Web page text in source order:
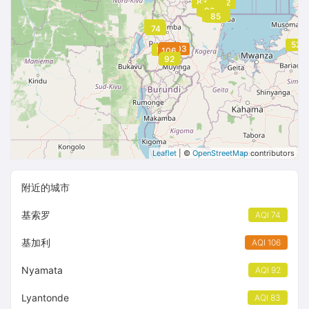
98 103
106
52
92
103
71
8375
72
92
106
82
92
72
82
85
103
74
90
89
106
79
106
90
Leaflet | © OpenStreetMapcontributors
附近的城市
基索罗 AQI 74
基加利 AQI 106
Nyamata AQI 92
Lyantonde AQI 83